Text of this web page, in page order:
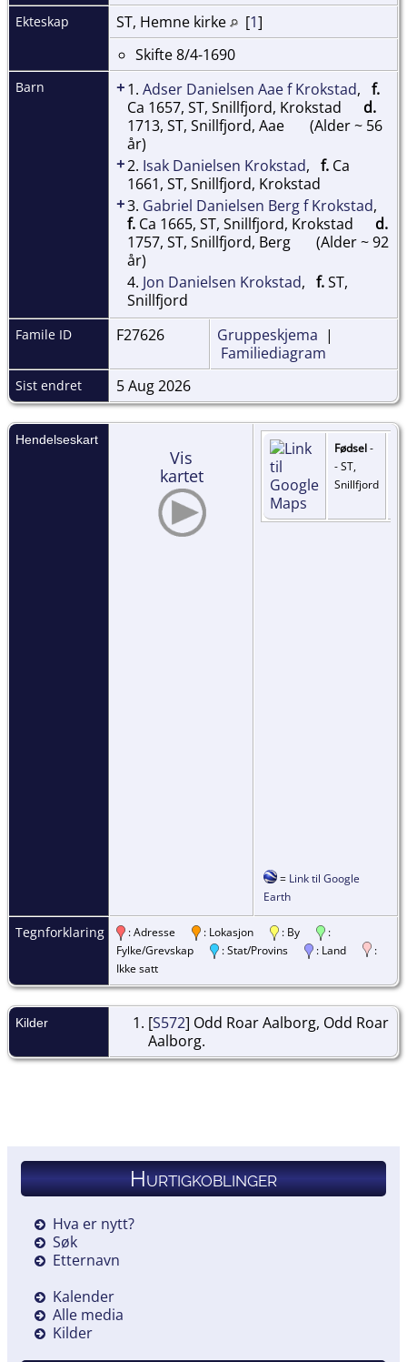
Ekteskap ST, Hemne kirke [1]
Skifte 8/4-1690
Barn +1. Adser Danielsen Aae f Krokstad, f.
Ca 1657, ST, Snillfjord, Krokstad
d.
1713, ST, Snillfjord, Aae
(Alder ~ 56
år)
+2. Isak Danielsen Krokstad, f. Ca
1661, ST, Snillfjord, Krokstad
+3. Gabriel Danielsen Berg f Krokstad,
f. Ca 1665, ST, Snillfjord, Krokstad
d.
1757, ST, Snillfjord, Berg
(Alder ~ 92
år)
4. Jon Danielsen Krokstad, f.ST,
Snillfjord
Famile ID F27626 Gruppeskjema |
Familiediagram
Sist endret 5 Aug 2026
Hendelseskart
Vis
kartet
Fødsel-
- ST,
Snillfjord
= Link til Google
Earth
Tegnforklaring : Adresse : Lokasjon : By
:
Fylke/Grevskap
: Stat/Provins : Land
:
Ikke satt
Kilder [S572] Odd Roar Aalborg, Odd Roar
Aalborg.
Hurtigkoblinger
Hva er nytt?
Søk
Etternavn
Kalender
Alle media
Kilder